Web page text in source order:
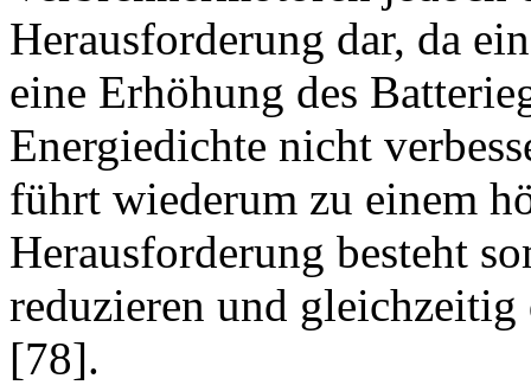
Herausforderung dar, da
eine Erhöhung des
Energiedichte nicht
führt wiederum zu einem
Herausforderung besteht
reduzieren und
[78].